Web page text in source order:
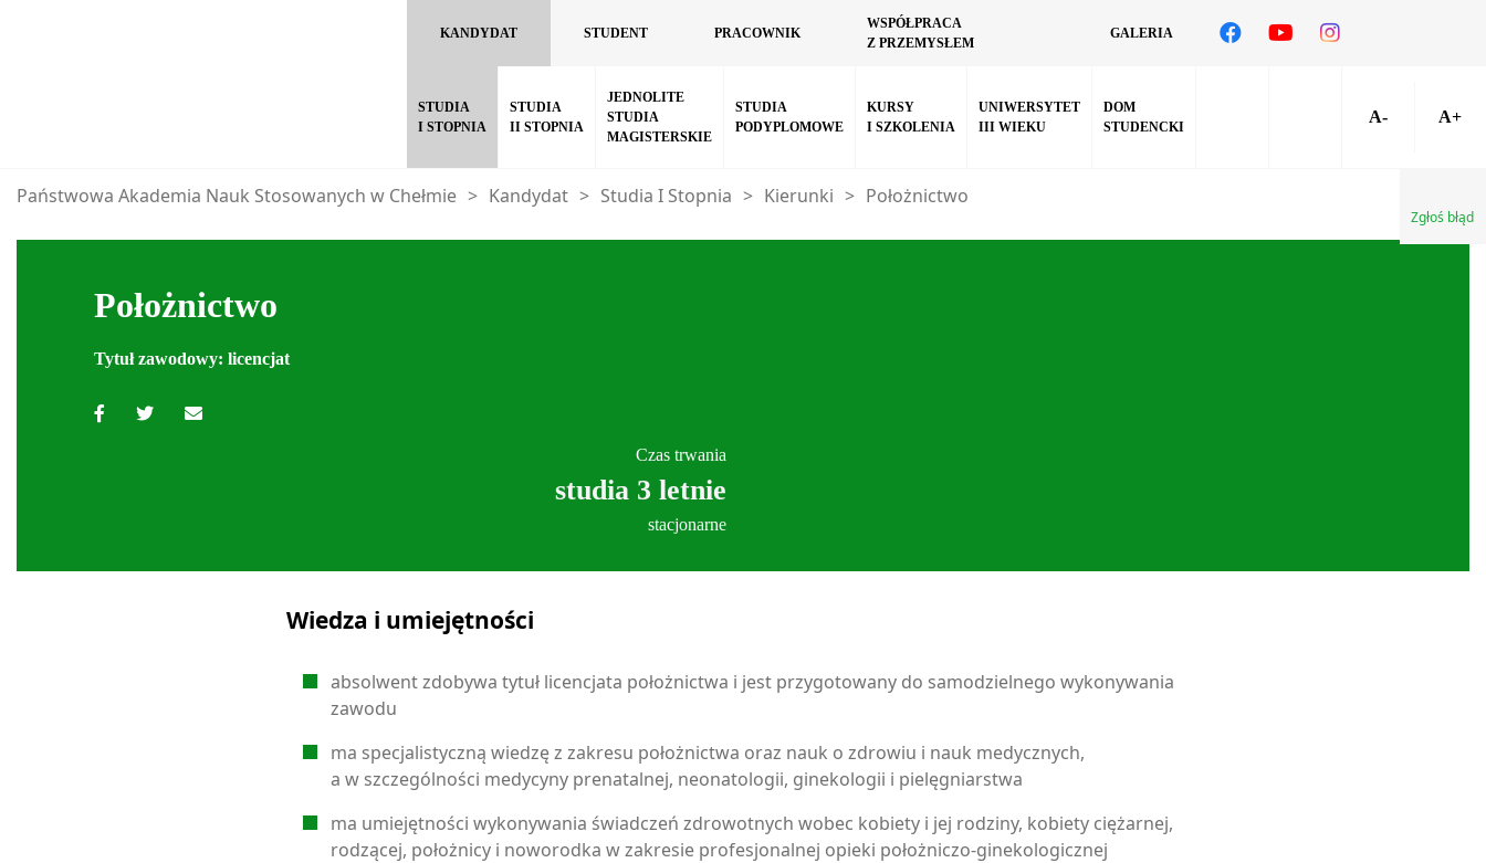
KANDYDAT STUDENT PRACOWNIK
WSPÓŁPRACA
Z PRZEMYSŁEM
GALERIA
STUDIA
I STOPNIA
STUDIA
II STOPNIA
JEDNOLITE
STUDIA
MAGISTERSKIE
STUDIA
PODYPLOMOWE
KURSY
I SZKOLENIA
UNIWERSYTET
III WIEKU
DOM
STUDENCKI
A- A+
Zgłoś błąd
Państwowa Akademia Nauk Stosowanych w Chełmie > Kandydat > Studia I Stopnia > Kierunki > Położnictwo
Położnictwo
Tytuł zawodowy: licencjat
Czas trwania
studia 3 letnie
stacjonarne
Wiedza i umiejętności
absolwent zdobywa tytuł licencjata położnictwa i jest przygotowany do samodzielnego wykonywania
zawodu
ma specjalistyczną wiedzę z zakresu położnictwa oraz nauk o zdrowiu i nauk medycznych,
a w szczególności medycyny prenatalnej, neonatologii, ginekologii i pielęgniarstwa
ma umiejętności wykonywania świadczeń zdrowotnych wobec kobiety i jej rodziny, kobiety ciężarnej,
rodzącej, położnicy i noworodka w zakresie profesjonalnej opieki położniczo-ginekologicznej